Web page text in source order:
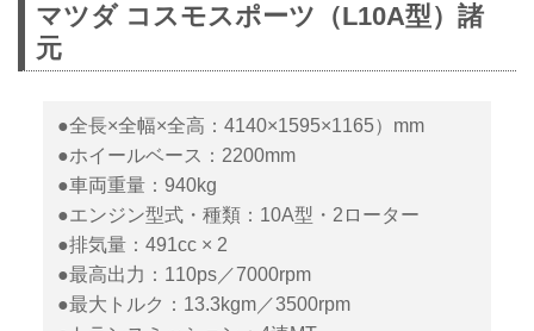
マツダ コスモスポーツ（L10A型）諸
元
●全長×全幅×全高：4140×1595×1165）mm
●ホイールベース：2200mm
●車両重量：940kg
●エンジン型式・種類：10A型・2ローター
●排気量：491cc × 2
●最高出力：110ps／7000rpm
●最大トルク：13.3kgm／3500rpm